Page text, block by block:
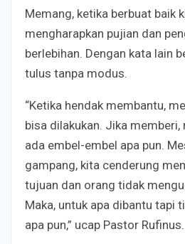
Memang, ketika berbuat baik
mengharapkan pujian dan
berlebihan. Dengan kata lain
tulus tanpa modus.
“Ketika hendak membantu,
bisa dilakukan. Jika
ada embel-embel apa pun.
gampang, kita cenderung
tujuan dan orang tidak
Maka, untuk apa dibantu tapi
apa pun,” ucap Pastor Rufinus.